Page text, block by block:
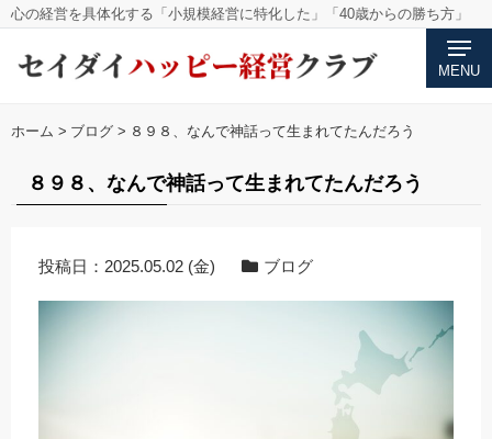
心の経営を具体化する「小規模経営に特化した」「40歳からの勝ち方」
MENU
ホーム > ブログ > ８９８、なんで神話って生まれてたんだろう
８９８、なんで神話って生まれてたんだろう
投稿日： 2025.05.02 (金) ブログ